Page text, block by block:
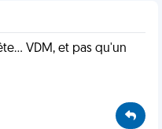
VDM, et pas qu'un